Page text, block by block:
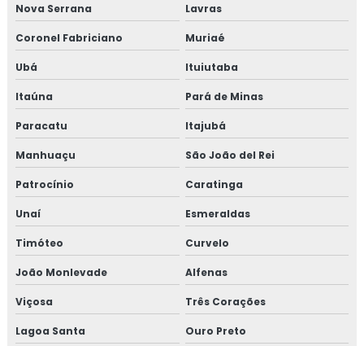
Isolamento térmico para galpão industrial
Isolamento térmico para indústria
Isolamento térmico para onshore
Isolamento térmico para refinaria
Isolamento térmico para refinaria de petróleo
Isolamento térmico para steel frame
Isolamento térmico para tanques
Nova Serrana Lavras
Coronel Fabriciano Muriaé
Ubá Ituiutaba
Itaúna Pará de Minas
Paracatu Itajubá
Manhuaçu São João del Rei
Patrocínio Caratinga
Unaí Esmeraldas
Timóteo Curvelo
João Monlevade Alfenas
Viçosa Três Corações
Lagoa Santa Ouro Preto